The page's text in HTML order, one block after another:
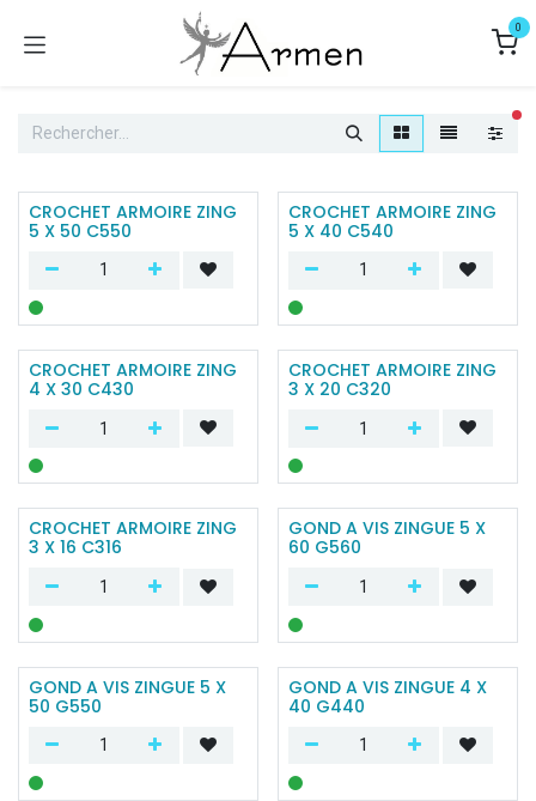
0
CROCHET ARMOIRE ZING
5 X 50 C550
CROCHET ARMOIRE ZING
5 X 40 C540
CROCHET ARMOIRE ZING
4 X 30 C430
CROCHET ARMOIRE ZING
3 X 20 C320
CROCHET ARMOIRE ZING
3 X 16 C316
GOND A VIS ZINGUE 5 X
60 G560
GOND A VIS ZINGUE 5 X
50 G550
GOND A VIS ZINGUE 4 X
40 G440